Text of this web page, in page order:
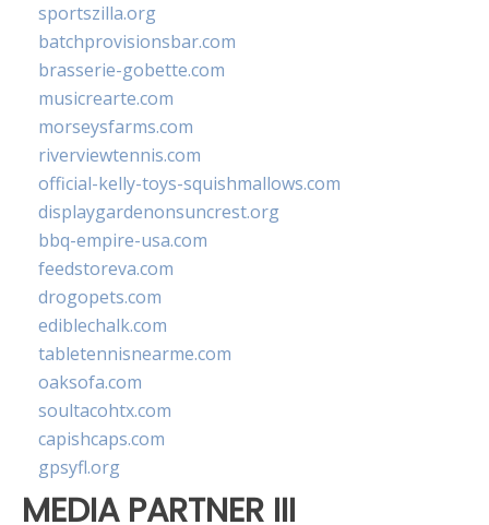
sportszilla.org
batchprovisionsbar.com
brasserie-gobette.com
musicrearte.com
morseysfarms.com
riverviewtennis.com
official-kelly-toys-squishmallows.com
displaygardenonsuncrest.org
bbq-empire-usa.com
feedstoreva.com
drogopets.com
ediblechalk.com
tabletennisnearme.com
oaksofa.com
soultacohtx.com
capishcaps.com
gpsyfl.org
MEDIA PARTNER III